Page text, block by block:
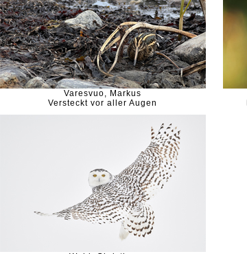
Varesvuo, Markus
Versteckt vor aller Augen